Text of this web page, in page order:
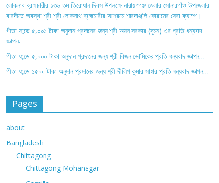
লোকনাথ ব্রহ্মচারীর ১৩৬ তম তিরোধান দিবস উপলক্ষে নারায়ণগঞ্জ জেলার সোনারগাঁও উপজেলার
বারদীতে অবস্থা শ্রী শ্রী লোকনাথ ব্রহ্মচারীর আশ্রমে শারদাঞ্জলি ফোরামের সেবা ক্যাম্প।
গীতা ফান্ডে ৫,০০১ টাকা অনুদান প্রদানের জন্য শ্রী অয়ন সরকার (সুমন) এর প্রতি ধন্যবাদ
জ্ঞাপন.
গীতা ফান্ডে ৫,০০০ টাকা অনুদান প্রদানের জন্য শ্রী বিজন ভৌমিকের প্রতি ধন্যবাদ জ্ঞাপন…
গীতা ফান্ডে ১৫০০ টাকা অনুদান প্রদানের জন্য শ্রী দীলিপ কুমার সাহার প্রতি ধন্যবাদ জ্ঞাপন…
Pages
about
Bangladesh
Chittagong
Chittagong Mohanagar